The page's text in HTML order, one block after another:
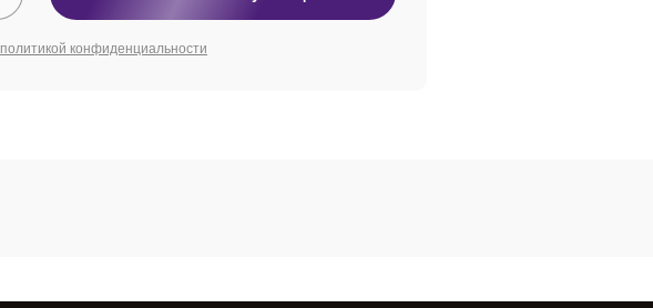
политикой конфиденциальности